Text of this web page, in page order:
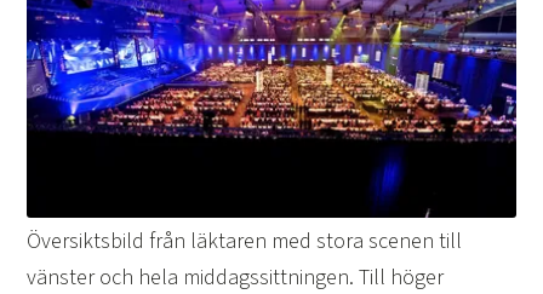
Översiktsbild från läktaren med stora scenen till
vänster och hela middagssittningen. Till höger